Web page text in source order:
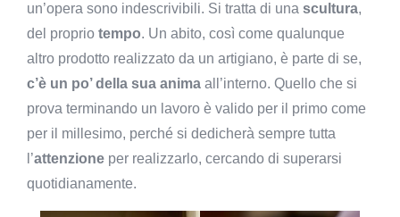
un’opera sono indescrivibili. Si tratta di una scultura,
del proprio tempo. Un abito, così come qualunque
altro prodotto realizzato da un artigiano, è parte di se,
c’è un po’ della sua anima all’interno. Quello che si
prova terminando un lavoro è valido per il primo come
per il millesimo, perché si dedicherà sempre tutta
l’attenzione per realizzarlo, cercando di superarsi
quotidianamente.